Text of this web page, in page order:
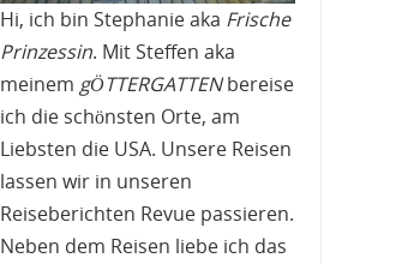
Hi, ich bin Stephanie aka Frische
Prinzessin. Mit Steffen aka
meinem gÖTTERGATTENbereise
ich die schönsten Orte, am
Liebsten die USA. Unsere Reisen
lassen wir in unseren
Reiseberichten Revue passieren.
Neben dem Reisen liebe ich das